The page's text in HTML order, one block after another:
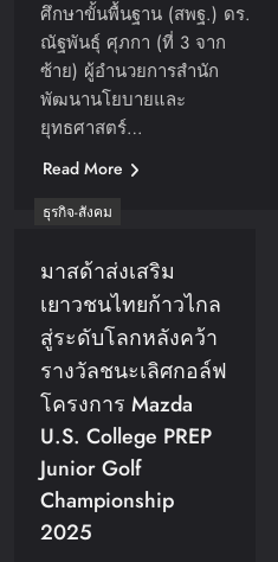
ศึกษาขั้นพื้นฐาน (สพฐ.) ดร.
ณัฐพันธุ์ ศุภกา (ที่ 3 จาก
ซ้าย) ผู้อำนวยการสำนัก
พัฒนานโยบายและ
ยุทธศาสตร์…
Read More
ธุรกิจ-สังคม
มาสด้าส่งเสริม
เยาวชนไทยก้าวไกล
สู่ระดับโลกหลังคว้า
รางวัลชนะเลิศกอล์ฟ
โครงการ Mazda
U.S. College PREP
Junior Golf
Championship
2025